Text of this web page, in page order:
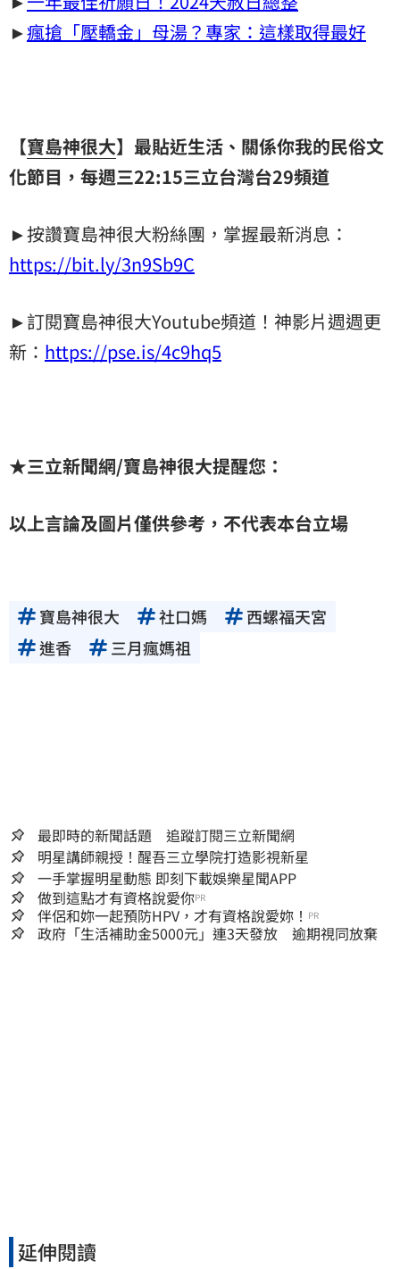
►瘋搶「壓轎金」母湯？專家：這樣取得最好
【寶島神很大】最貼近生活、關係你我的民俗文
化節目，每週三22:15三立台灣台29頻道
►按讚寶島神很大粉絲團，掌握最新消息：
https://bit.ly/3n9Sb9C
►訂閱寶島神很大Youtube頻道！神影片週週更
新： https://pse.is/4c9hq5
★三立新聞網/寶島神很大提醒您：
以上言論及圖片僅供參考，不代表本台立場
寶島神很大 社口媽
西螺福天宮
進香
三月瘋媽祖
最即時的新聞話題 追蹤訂閱三立新聞網
明星講師親授！醒吾三立學院打造影視新星
一手掌握明星動態 即刻下載娛樂星聞APP
做到這點才有資格說愛你PR
伴侶和妳一起預防HPV，才有資格說愛妳！ PR
政府「生活補助金5000元」連3天發放 逾期視同放棄
延伸閱讀